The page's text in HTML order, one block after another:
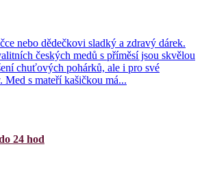
nebo dědečkovi sladký a zdravý dárek.
českých medů s příměsí jsou skvělou
chuťových pohárků, ale i pro své
Med s mateří kašičkou má...
24 hod